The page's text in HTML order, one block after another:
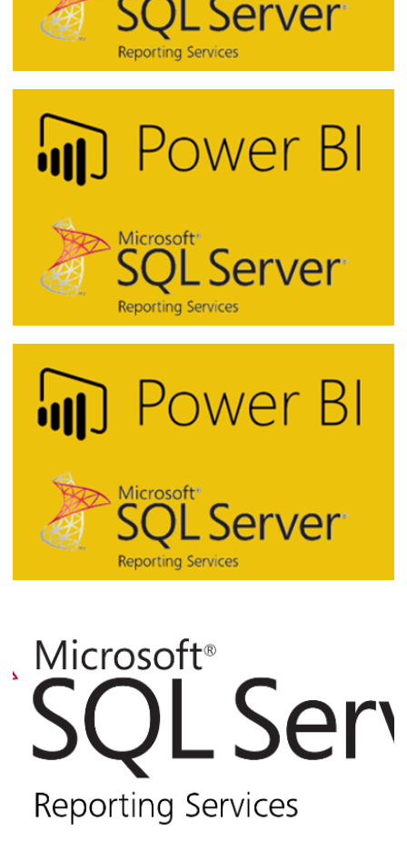
SQL Server Reporting Services (SSRS) -
Erro ao consultar os dados: Houve um
problema ao obter dados do serviço Web
Servidor de Relatórios
22 de dezembro de 2018
SQL Server Reporting Services (SSRS) -
Quais os relatórios mais acessados ? E
quais não estão sendo utilizados ?
22 de dezembro de 2018 5 min de leitura
Quem é melhor?
24 de outubro de 2018 1 min de leitura